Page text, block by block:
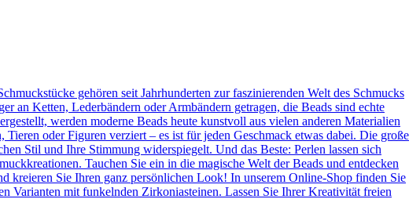
gehören seit Jahrhunderten zur faszinierenden Welt des Schmucks
an Ketten, Lederbändern oder Armbändern getragen, die Beads sind echte
werden moderne Beads heute kunstvoll aus vielen anderen Materialien
oder Figuren verziert – es ist für jeden Geschmack etwas dabei. Die große
Stil und Ihre Stimmung widerspiegelt. Und das Beste: Perlen lassen sich
Tauchen Sie ein in die magische Welt der Beads und entdecken
kreieren Sie Ihren ganz persönlichen Look! In unserem Online-Shop finden Sie
Varianten mit funkelnden Zirkoniasteinen. Lassen Sie Ihrer Kreativität freien